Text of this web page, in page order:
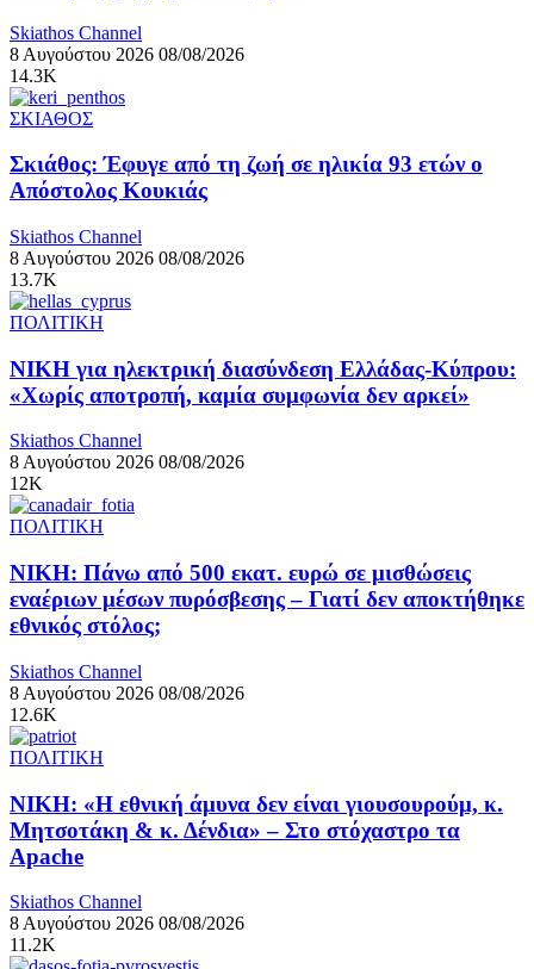
Skiathos Channel
8 Αυγούστου 2026 08/08/2026
14.3K
ΣΚΙΑΘΟΣ
Σκιάθος: Έφυγε από τη ζωή σε ηλικία 93 ετών ο
Απόστολος Κουκιάς
Skiathos Channel
8 Αυγούστου 2026 08/08/2026
13.7K
ΠΟΛΙΤΙΚΗ
ΝΙΚΗ για ηλεκτρική διασύνδεση Ελλάδας-Κύπρου:
«Χωρίς αποτροπή, καμία συμφωνία δεν αρκεί»
Skiathos Channel
8 Αυγούστου 2026 08/08/2026
12K
ΠΟΛΙΤΙΚΗ
ΝΙΚΗ: Πάνω από 500 εκατ. ευρώ σε μισθώσεις
εναέριων μέσων πυρόσβεσης – Γιατί δεν αποκτήθηκε
εθνικός στόλος;
Skiathos Channel
8 Αυγούστου 2026 08/08/2026
12.6K
ΠΟΛΙΤΙΚΗ
ΝΙΚΗ: «Η εθνική άμυνα δεν είναι γιουσουρούμ, κ.
Μητσοτάκη & κ. Δένδια» – Στο στόχαστρο τα
Apache
Skiathos Channel
8 Αυγούστου 2026 08/08/2026
11.2K